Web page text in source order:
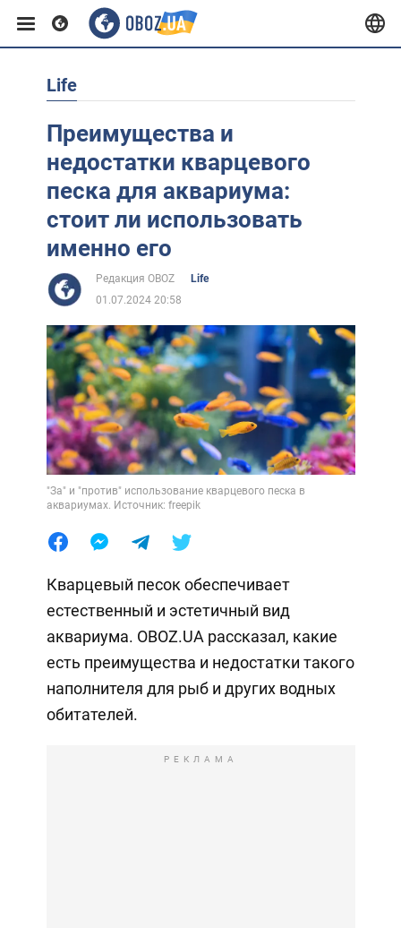
Европа
США
Азия
Африка
Жизнь
Лайфхаки
Life
Преимущества и
недостатки кварцевого
песка для аквариума:
стоит ли использовать
именно его
Редакция OBOZ
Life
01.07.2024 20:58
"За" и "против" использование кварцевого песка в
аквариумах. Источник: freepik
Кварцевый песок обеспечивает
естественный и эстетичный вид
аквариума. OBOZ.UA рассказал, какие
есть преимущества и недостатки такого
наполнителя для рыб и других водных
обитателей.
РЕКЛАМА